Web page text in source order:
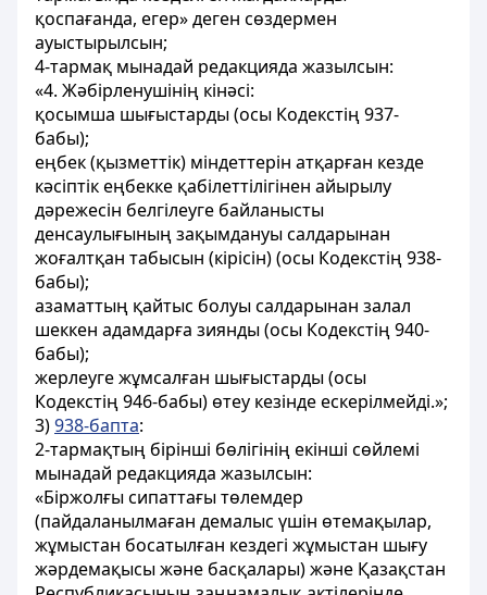
қоспағанда, егер» деген сөздермен
ауыстырылсын;
4-тармақ мынадай редакцияда жазылсын:
«4. Жәбірленушінің кінәсі:
қосымша шығыстарды (осы Кодекстің 937-
бабы);
еңбек (қызметтік) міндеттерін атқарған кезде
кәсіптік еңбекке қабілеттілігінен айырылу
дәрежесін белгілеуге байланысты
денсаулығының зақымдануы салдарынан
жоғалтқан табысын (кірісін) (осы Кодекстің 938-
бабы);
азаматтың қайтыс болуы салдарынан залал
шеккен адамдарға зиянды (осы Кодекстің 940-
бабы);
жерлеуге жұмсалған шығыстарды (осы
Кодекстің 946-бабы) өтеу кезінде ескерілмейді.»;
3)938-бапта:
2-тармақтың бірінші бөлігінің екінші сөйлемі
мынадай редакцияда жазылсын:
«Біржолғы сипаттағы төлемдер
(пайдаланылмаған демалыс үшін өтемақылар,
жұмыстан босатылған кездегі жұмыстан шығу
жәрдемақысы және басқалары) және Қазақстан